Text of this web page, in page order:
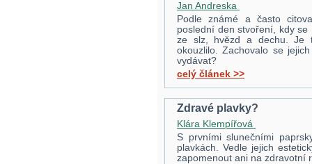
Jan Andreska
Podle známé a často
poslední den stvoření, kdy
ze slz, hvězd a dechu. Je
okouzlilo. Zachovalo se
vydávat?
celý článek >>
Zdravé plavky?
Klára Klempířová
S prvními slunečními
plavkách. Vedle jejich
zapomenout ani na zdravotní